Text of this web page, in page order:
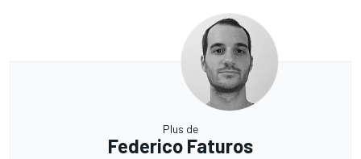
Plus de
Federico Faturos